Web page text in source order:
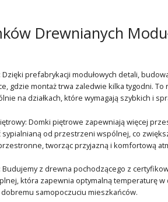
Drewnianych
Dzięki prefabrykacji modułowych detali,
gdzie montaż trwa zaledwie kilka tygodni.
na działkach, które wymagają szybkich i
Domki piętrowe zapewniają więcej
sypialnianą od przestrzeni wspólnej, co
tworząc przyjazną i komfortową
Budujemy z drewna pochodzącego z
która zapewnia optymalną temperaturę
samopoczuciu mieszkańców.